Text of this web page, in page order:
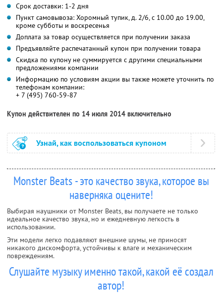
Срок доставки: 1-2 дня
Пункт самовывоза: Хоромный тупик, д. 2/6, с 10.00 до 19.00,
кроме субботы и воскресенья
Доплата за товар осуществляется при получении заказа
Предъявляйте распечатанный купон при получении товара
Скидка по купону не суммируется с другими специальными
предложениями компании
Информацию по условиям акции вы также можете уточнить по
телефонам компании:
+ 7 (495) 760-59-87
Купон действителен по 14 июля 2014 включительно
Узнай, как воспользоваться купоном
Monster Beats - это качество звука, которое вы
наверняка оцените!
Выбирая наушники от Monster Beats, вы получаете не только
идеальное качество звука, но и ежедневную легкость в
использовании.
Эти модели легко подавляют внешние шумы, не приносят
никакого дискомфорта, устойчивы к влаге и механическим
повреждениям.
Слушайте музыку именно такой, какой её создал
автор!